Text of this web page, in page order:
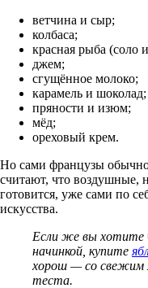
ветчина и сыр;
колбаса;
красная рыба (соло
джем;
сгущённое молоко;
карамель и шоколад;
пряности и изюм;
мёд;
ореховый крем.
Но сами французы
считают, что воздушные,
готовится, уже сами по
искусства.
Если же вы хотите
начинкой, купите
хорош — со свежим
теста.